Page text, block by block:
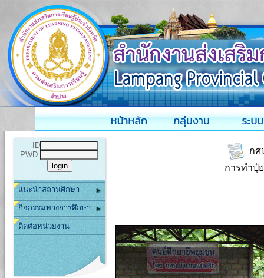
ID
PWD
แนะนำสถานศึกษา
กิจกรรมทางการศึกษา
ติดต่อหน่วยงาน
กศ
การทำปุ๋